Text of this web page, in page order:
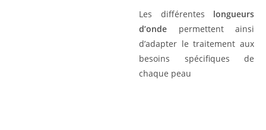
Les différentes longueurs
d’onde permettent ainsi
d’adapter le traitement aux
besoins spécifiques de
chaque peau